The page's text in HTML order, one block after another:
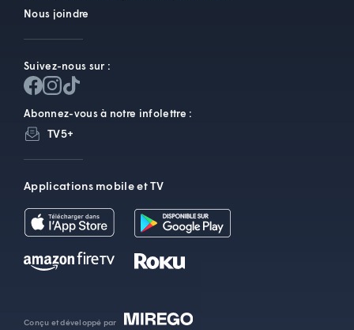
Nous joindre
Suivez-nous sur :
Abonnez-vous à notre infolettre :
TV5+
Applications mobile et TV
Conçu et développé par